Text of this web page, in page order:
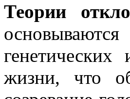
Теории
жизни, что